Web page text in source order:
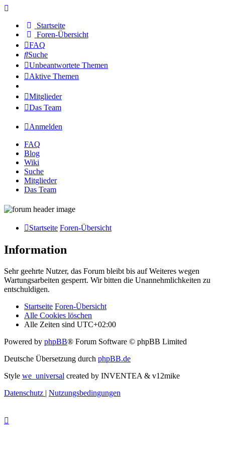
Startseite
Foren-Übersicht
FAQ
Suche
Unbeantwortete Themen
Aktive Themen
Mitglieder
Das Team
Anmelden
FAQ
Blog
Wiki
Suche
Mitglieder
Das Team
Startseite Foren-Übersicht
Information
Sehr geehrte Nutzer, das Forum bleibt bis auf Weiteres wegen
Wartungsarbeiten gesperrt. Wir bitten die Unannehmlichkeiten zu
entschuldigen.
Startseite Foren-Übersicht
Alle Cookies löschen
Alle Zeiten sind UTC+02:00
Powered by phpBB® Forum Software © phpBB Limited
Deutsche Übersetzung durch phpBB.de
Style we_universal created by INVENTEA & v12mike
Datenschutz | Nutzungsbedingungen